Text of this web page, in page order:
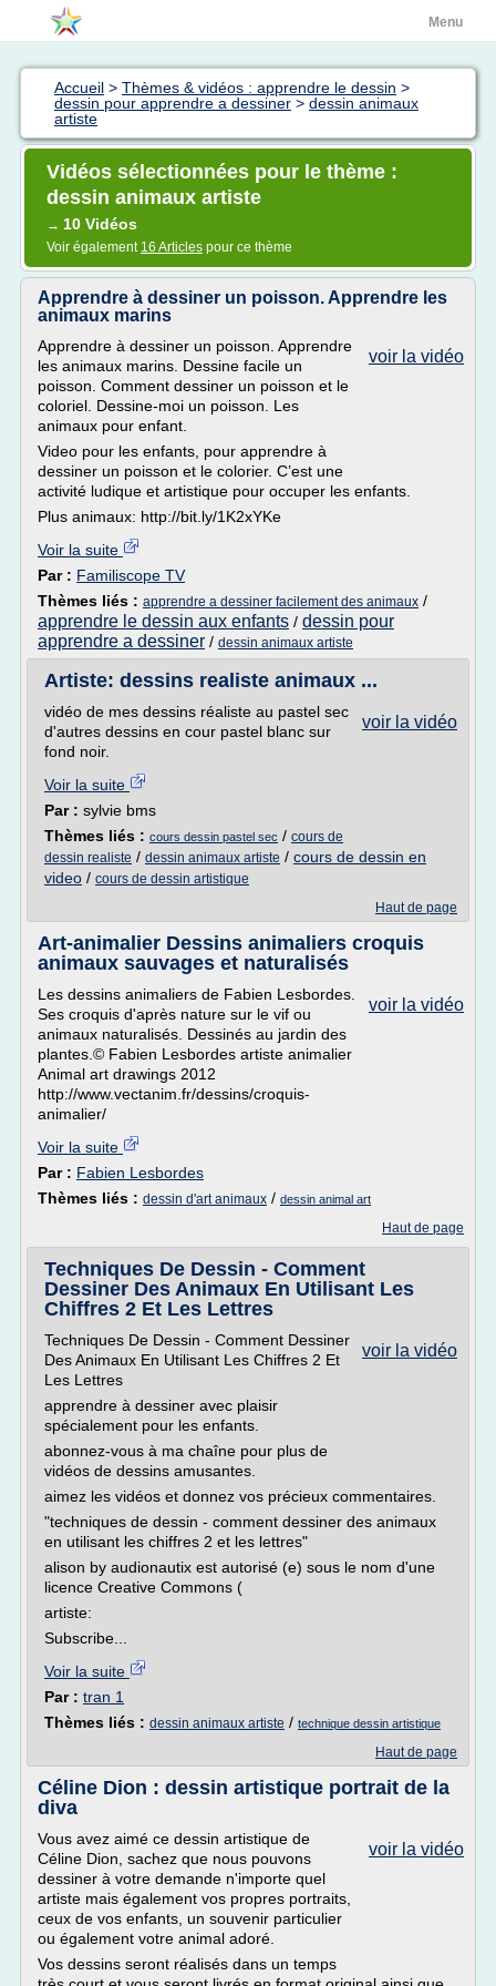
Menu
Accueil > Thèmes & vidéos : apprendre le dessin >
dessin pour apprendre a dessiner > dessin animaux
artiste
Vidéos sélectionnées pour le thème :
dessin animaux artiste
→ 10 Vidéos
Voir également 16 Articles pour ce thème
Apprendre à dessiner un poisson. Apprendre les
animaux marins
voir la vidéo
Apprendre à dessiner un poisson. Apprendre
les animaux marins. Dessine facile un
poisson. Comment dessiner un poisson et le
coloriel. Dessine-moi un poisson. Les
animaux pour enfant.
Video pour les enfants, pour apprendre à
dessiner un poisson et le colorier. C’est une
activité ludique et artistique pour occuper les enfants.
Plus animaux: http://bit.ly/1K2xYKe
Voir la suite
Par : Familiscope TV
Thèmes liés : apprendre a dessiner facilement des animaux /
apprendre le dessin aux enfants / dessin pour
apprendre a dessiner / dessin animaux artiste
Artiste: dessins realiste animaux ...
voir la vidéo
vidéo de mes dessins réaliste au pastel sec
d'autres dessins en cour pastel blanc sur
fond noir.
Voir la suite
Par : sylvie bms
Thèmes liés : cours dessin pastel sec / cours de
dessin realiste / dessin animaux artiste / cours de dessin en
video / cours de dessin artistique
Haut de page
Art-animalier Dessins animaliers croquis
animaux sauvages et naturalisés
voir la vidéo
Les dessins animaliers de Fabien Lesbordes.
Ses croquis d'après nature sur le vif ou
animaux naturalisés. Dessinés au jardin des
plantes.© Fabien Lesbordes artiste animalier
Animal art drawings 2012
http://www.vectanim.fr/dessins/croquis-
animalier/
Voir la suite
Par : Fabien Lesbordes
Thèmes liés : dessin d'art animaux / dessin animal art
Haut de page
Techniques De Dessin - Comment
Dessiner Des Animaux En Utilisant Les
Chiffres 2 Et Les Lettres
voir la vidéo
Techniques De Dessin - Comment Dessiner
Des Animaux En Utilisant Les Chiffres 2 Et
Les Lettres
apprendre à dessiner avec plaisir
spécialement pour les enfants.
abonnez-vous à ma chaîne pour plus de
vidéos de dessins amusantes.
aimez les vidéos et donnez vos précieux commentaires.
"techniques de dessin - comment dessiner des animaux
en utilisant les chiffres 2 et les lettres"
alison by audionautix est autorisé (e) sous le nom d'une
licence Creative Commons (
artiste:
Subscribe...
Voir la suite
Par : tran 1
Thèmes liés : dessin animaux artiste / technique dessin artistique
Haut de page
Céline Dion : dessin artistique portrait de la
diva
voir la vidéo
Vous avez aimé ce dessin artistique de
Céline Dion, sachez que nous pouvons
dessiner à votre demande n'importe quel
artiste mais également vos propres portraits,
ceux de vos enfants, un souvenir particulier
ou également votre animal adoré.
Vos dessins seront réalisés dans un temps